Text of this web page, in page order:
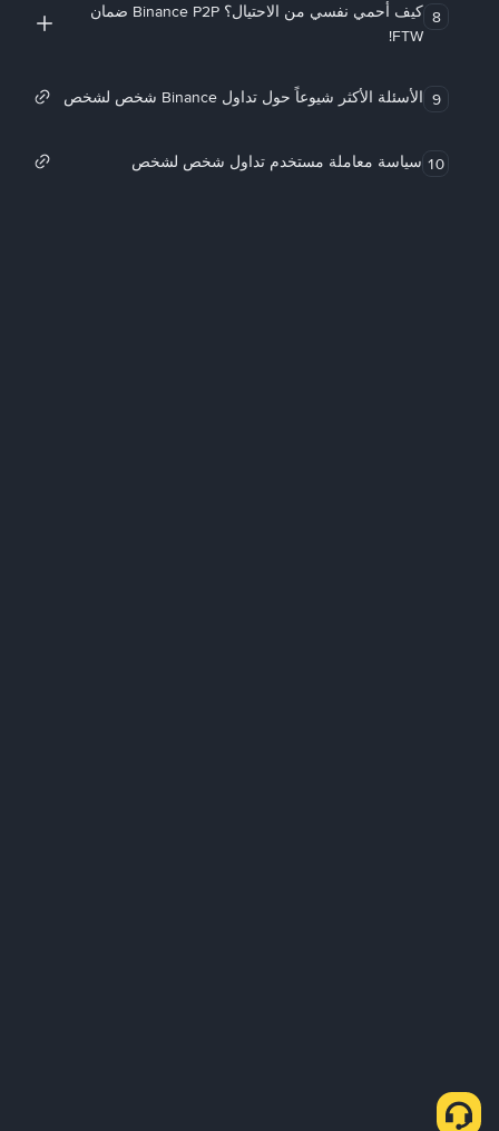
8
كيف أحمي نفسي من الاحتيال؟ Binance P2P ضمان
FTW!
9 الأسئلة الأكثر شيوعاً حول تداول Binance شخص لشخص
10 سياسة معاملة مستخدم تداول شخص لشخص